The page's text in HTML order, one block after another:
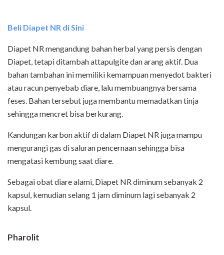
Beli Diapet NR di Sini
Diapet NR mengandung bahan herbal yang persis dengan
Diapet, tetapi ditambah attapulgite dan arang aktif. Dua
bahan tambahan ini memiliki kemampuan menyedot bakteri
atau racun penyebab diare, lalu membuangnya bersama
feses. Bahan tersebut juga membantu memadatkan tinja
sehingga mencret bisa berkurang.
Kandungan karbon aktif di dalam Diapet NR juga mampu
mengurangi gas di saluran pencernaan sehingga bisa
mengatasi kembung saat diare.
Sebagai obat diare alami, Diapet NR diminum sebanyak 2
kapsul, kemudian selang 1 jam diminum lagi sebanyak 2
kapsul.
Pharolit